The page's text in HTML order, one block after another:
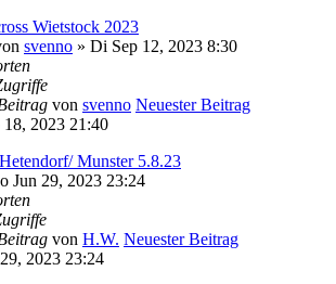
Wietstock 2023
svenno » Di Sep 12, 2023 8:30
von svenno Neuester Beitrag
2023 21:40
Munster 5.8.23
Jun 29, 2023 23:24
von H.W. Neuester Beitrag
2023 23:24